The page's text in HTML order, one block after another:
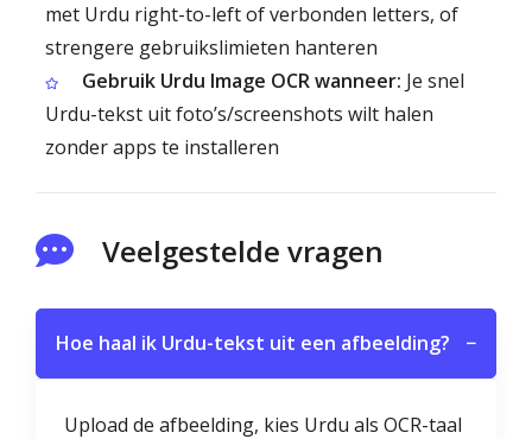
met Urdu right-to-left of verbonden letters, of
strengere gebruikslimieten hanteren
Gebruik Urdu Image OCR wanneer: Je snel
Urdu-tekst uit foto’s/screenshots wilt halen
zonder apps te installeren
Veelgestelde vragen
Hoe haal ik Urdu-tekst uit een afbeelding? −
Upload de afbeelding, kies Urdu als OCR-taal